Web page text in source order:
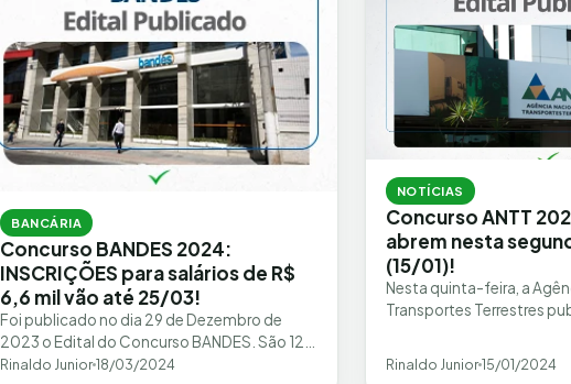
BANCÁRIA
Concurso BANDES 2024:
INSCRIÇÕES para salários de R$
6,6 mil vão até 25/03!
Foi publicado no dia 29 de Dezembro de
2023 o Edital do Concurso BANDES. São 12
vagas + Cadastro de Reserva de…
Rinaldo Junior18/03/2024
NOTÍCIAS
Concurso ANTT
abrem nesta
(15/01)!
Nesta quinta-feira, a
Transportes Terrestres
Rinaldo Junior15/01/2024